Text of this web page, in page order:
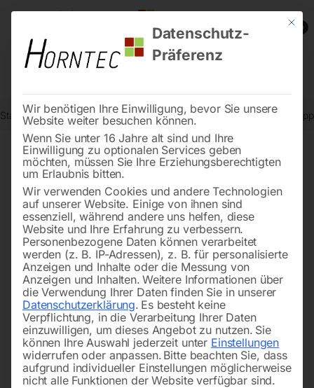
0
Start Stadtmobiliar Verkehrszeichen nach StVO Gefährliche
Mit
Datenschutz-
Präferenz
Wir benötigen Ihre Einwilligung, bevor Sie unsere
Website weiter besuchen können.
Wenn Sie unter 16 Jahre alt sind und Ihre
Einwilligung zu optionalen Services geben
möchten, müssen Sie Ihre Erziehungsberechtigten
um Erlaubnis bitten.
Wir verwenden Cookies und andere Technologien
auf unserer Website. Einige von ihnen sind
essenziell, während andere uns helfen, diese
Website und Ihre Erfahrung zu verbessern.
Personenbezogene Daten können verarbeitet
werden (z. B. IP-Adressen), z. B. für personalisierte
Anzeigen und Inhalte oder die Messung von
Anzeigen und Inhalten. Weitere Informationen über
die Verwendung Ihrer Daten finden Sie in unserer
Datenschutzerklärung. Es besteht keine
Verpflichtung, in die Verarbeitung Ihrer Daten
einzuwilligen, um dieses Angebot zu nutzen. Sie
können Ihre Auswahl jederzeit unter Einstellungen
widerrufen oder anpassen. Bitte beachten Sie, dass
aufgrund individueller Einstellungen möglicherweise
nicht alle Funktionen der Website verfügbar sind.